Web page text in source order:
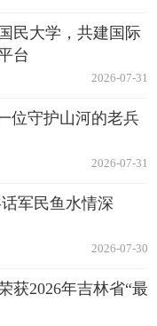
民大学，共建国际
台
2026-07-31
位守护山河的老兵
2026-07-31
军民鱼水情深
2026-07-30
获2026年吉林省“最